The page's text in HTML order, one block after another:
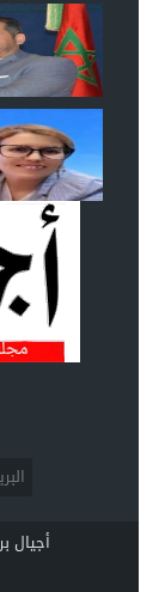
أجيال بريس - 2026 ©